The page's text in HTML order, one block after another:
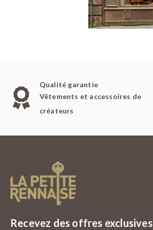
Qualité garantie
Vêtements et accessoires de
créateurs
Recevez des offres exclusives